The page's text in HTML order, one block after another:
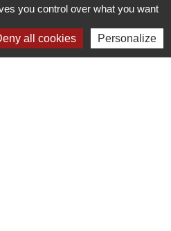
Rossignols
32 32 18 58
you control over what you want
all cookies Personalize